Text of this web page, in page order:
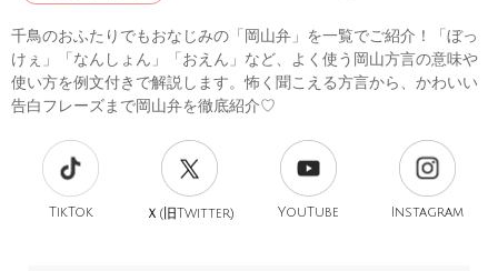
千鳥のおふたりでもおなじみの「岡山弁」を一覧でご紹介！「ぼっ
けぇ」「なんしょん」「おえん」など、よく使う岡山方言の意味や
使い方を例文付きで解説します。怖く聞こえる方言から、かわいい
告白フレーズまで岡山弁を徹底紹介♡
TikTok Ｘ(旧Twitter) YouTube Instagram